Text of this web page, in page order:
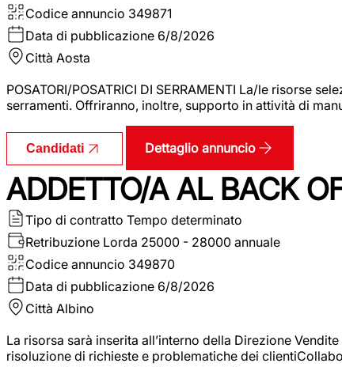
Codice annuncio 349871
Data di pubblicazione 6/8/2026
Città Aosta
POSATORI/POSATRICI DI SERRAMENTI La/le risorse
serramenti. Offriranno, inoltre, supporto in attività di
Candidati Dettaglio annuncio
ADDETTO/A AL BACK
Tipo di contratto Tempo determinato
Retribuzione Lorda 25000 - 28000 annuale
Codice annuncio 349870
Data di pubblicazione 6/8/2026
Città Albino
La risorsa sarà inserita all’interno della Direzione
risoluzione di richieste e problematiche dei